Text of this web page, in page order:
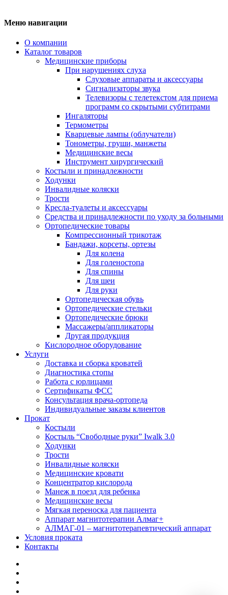
Меню навигации
О компании
Каталог товаров
Медицинские приборы
При нарушениях слуха
Слуховые аппараты и аксессуары
Сигнализаторы звука
Телевизоры с телетекстом для приема
программ со скрытыми субтитрами
Ингаляторы
Термометры
Кварцевые лампы (облучатели)
Тонометры, груши, манжеты
Медицинские весы
Инструмент хирургический
Костыли и принадлежности
Ходунки
Инвалидные коляски
Трости
Кресла-туалеты и аксессуары
Средства и принадлежности по уходу за больными
Ортопедические товары
Компрессионный трикотаж
Бандажи, корсеты, ортезы
Для колена
Для голеностопа
Для спины
Для шеи
Для руки
Ортопедическая обувь
Ортопедические стельки
Ортопедические брюки
Массажеры/аппликаторы
Другая продукция
Кислородное оборудование
Услуги
Доставка и сборка кроватей
Диагностика стопы
Работа с юрлицами
Сертификаты ФСС
Консультация врача-ортопеда
Индивидуальные заказы клиентов
Прокат
Костыли
Костыль “Свободные руки” Iwalk 3.0
Ходунки
Трости
Инвалидные коляски
Медицинские кровати
Концентратор кислорода
Манеж в поезд для ребенка
Медицинские весы
Мягкая переноска для пациента
Аппарат магнитотерапии Алмаг+
АЛМАГ-01 – магнитотерапевтический аппарат
Условия проката
Контакты